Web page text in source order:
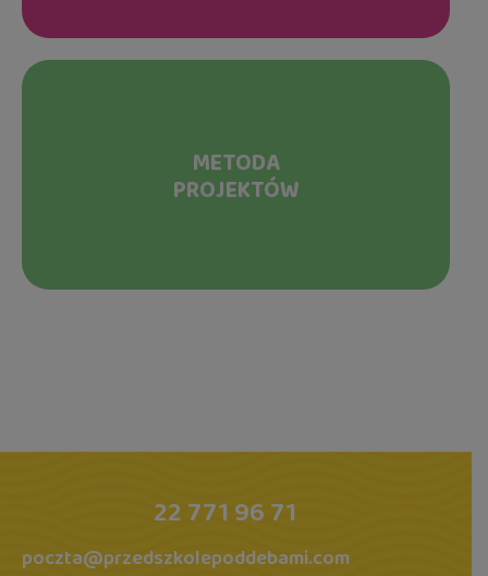
METODA
PROJEKTÓW
22 771 96 71
poczta@przedszkolepoddebami.com